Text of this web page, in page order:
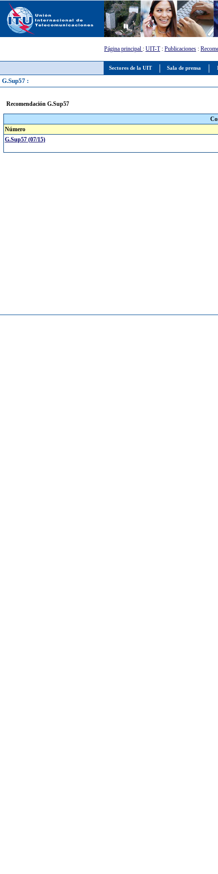
Sectores de la UIT Sala de prensa
Página principal : UIT-T: Publicaciones :
G.Sup57 :
Recomendación G.Sup57
Número
G.Sup57 (07/15)